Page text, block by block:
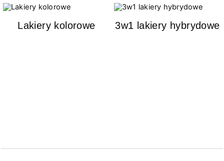
Lakiery kolorowe 3w1 lakiery hybrydowe